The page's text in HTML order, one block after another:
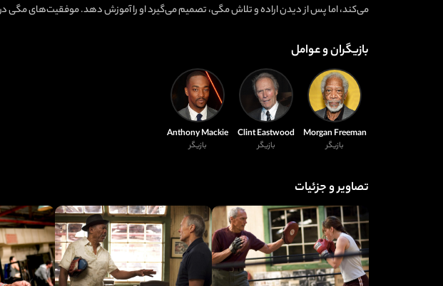
می‌کند، اما پس از دیدن اراده و تلاش مگی، تصمیم می‌گیرد او را آموزش دهد. موفقیت‌های مگی
بازیگران و عوامل
Morgan Freeman
بازیگر
Clint Eastwood
بازیگر
Anthony Mackie
بازیگر
تصاویر و جزئیات